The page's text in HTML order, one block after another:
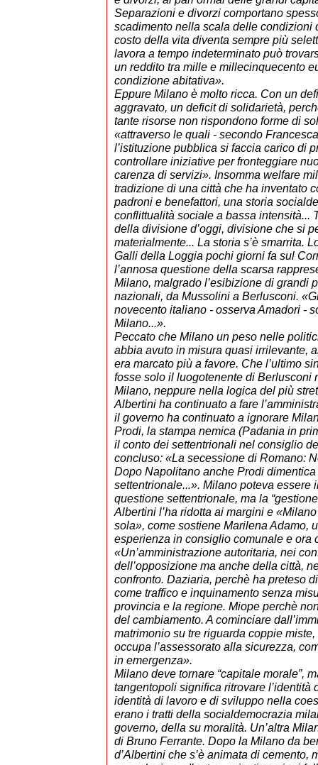
Separazioni e divorzi comportano
scadimento nella scala delle condizioni
costo della vita diventa sempre più
lavora a tempo indeterminato può
un reddito tra mille e millecinquecento
condizione abitativa».
Eppure Milano è molto ricca. Con un
aggravato, un deficit di solidarietà,
tante risorse non rispondono forme di
«attraverso le quali - secondo
l’istituzione pubblica si faccia carico di
controllare iniziative per fronteggiare
carenza di servizi». Insomma welfare
tradizione di una città che ha inventato
padroni e benefattori, una storia
conflittualità sociale a bassa intensità...
della divisione d’oggi, divisione che si
materialmente... La storia s’è smarrita.
Galli della Loggia pochi giorni fa sul
l’annosa questione della scarsa
Milano, malgrado l’esibizione di grandi
nazionali, da Mussolini a Berlusconi.
novecento italiano - osserva Amadori -
Milano...».
Peccato che Milano un peso nelle
abbia avuto in misura quasi irrilevante,
era marcato più a favore. Che l’ultimo
fosse solo il luogotenente di Berlusconi
Milano, neppure nella logica del più
Albertini ha continuato a fare
il governo ha continuato a ignorare
Prodi, la stampa nemica (Padania in
il conto dei settentrionali nel consiglio
concluso: «La secessione di Romano:
Dopo Napolitano anche Prodi
settentrionale...». Milano poteva essere
questione settentrionale, ma la
Albertini l’ha ridotta ai margini e
sola», come sostiene Marilena Adamo,
esperienza in consiglio comunale e ora
«Un’amministrazione autoritaria, nei
dell’opposizione ma anche della città,
confronto. Daziaria, perchè ha preteso
come traffico e inquinamento senza
provincia e la regione. Miope perchè
del cambiamento. A cominciare
matrimonio su tre riguarda coppie
occupa l’assessorato alla sicurezza,
in emergenza».
Milano deve tornare “capitale morale”,
tangentopoli significa ritrovare l’identità
identità di lavoro e di sviluppo nella
erano i tratti della socialdemocrazia
governo, della su moralità. Un’altra
di Bruno Ferrante. Dopo la Milano da
d’Albertini che s’è animata di cemento,